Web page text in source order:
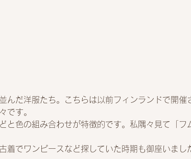
んだ洋服たち。こちらは以前フィンランドで開
です。
と色の組み合わせが特徴的です。私隅々見て「フ
着でワンピースなど探していた時期も御座いまし